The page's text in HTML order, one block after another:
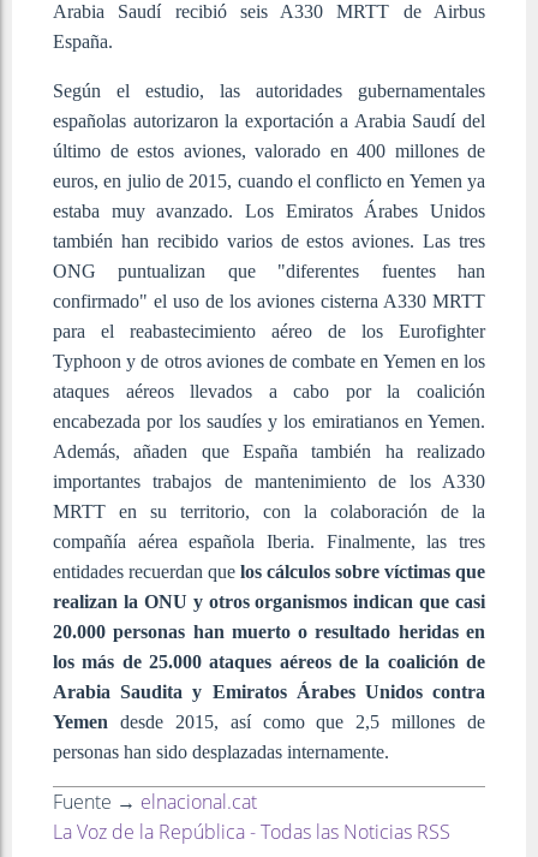
Arabia Saudí recibió seis A330 MRTT de Airbus
España.
Según el estudio, las autoridades gubernamentales
españolas autorizaron la exportación a Arabia Saudí del
último de estos aviones, valorado en 400 millones de
euros, en julio de 2015, cuando el conflicto en Yemen ya
estaba muy avanzado. Los Emiratos Árabes Unidos
también han recibido varios de estos aviones. Las tres
ONG puntualizan que "diferentes fuentes han
confirmado" el uso de los aviones cisterna A330 MRTT
para el reabastecimiento aéreo de los Eurofighter
Typhoon y de otros aviones de combate en Yemen en los
ataques aéreos llevados a cabo por la coalición
encabezada por los saudíes y los emiratianos en Yemen.
Además, añaden que España también ha realizado
importantes trabajos de mantenimiento de los A330
MRTT en su territorio, con la colaboración de la
compañía aérea española Iberia. Finalmente, las tres
entidades recuerdan que los cálculos sobre víctimas que
realizan la ONU y otros organismos indican que casi
20.000 personas han muerto o resultado heridas en
los más de 25.000 ataques aéreos de la coalición de
Arabia Saudita y Emiratos Árabes Unidos contra
Yemen desde 2015, así como que 2,5 millones de
personas han sido desplazadas internamente.
Fuente → elnacional.cat
La Voz de la República - Todas las Noticias RSS